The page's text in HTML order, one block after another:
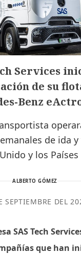
Services
de su
Benz
de ida
y los Países
ALBERTO GÓMEZ
SEPTIEMBRE DEL
SAS Tech
que han